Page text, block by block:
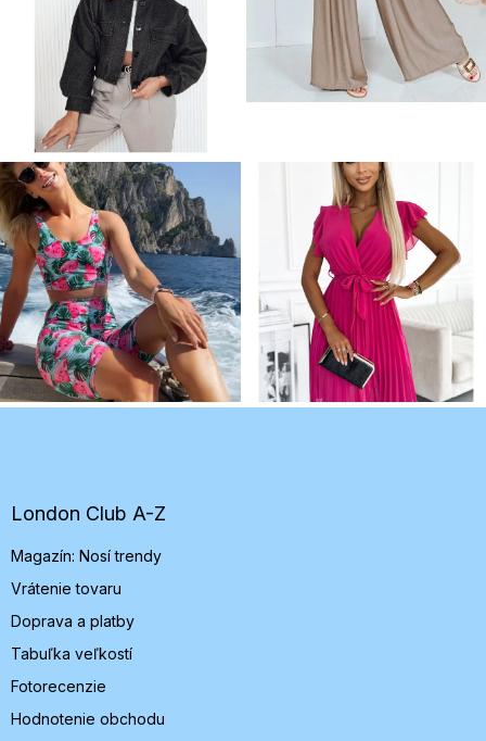
e
London Club A-Z
Magazín: Nosí trendy
Vrátenie tovaru
Doprava a platby
Tabuľka veľkostí
Fotorecenzie
Hodnotenie obchodu